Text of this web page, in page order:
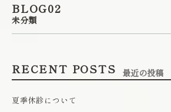
BLOG02
未分類
RECENT POSTS 最近の投稿
夏季休診について